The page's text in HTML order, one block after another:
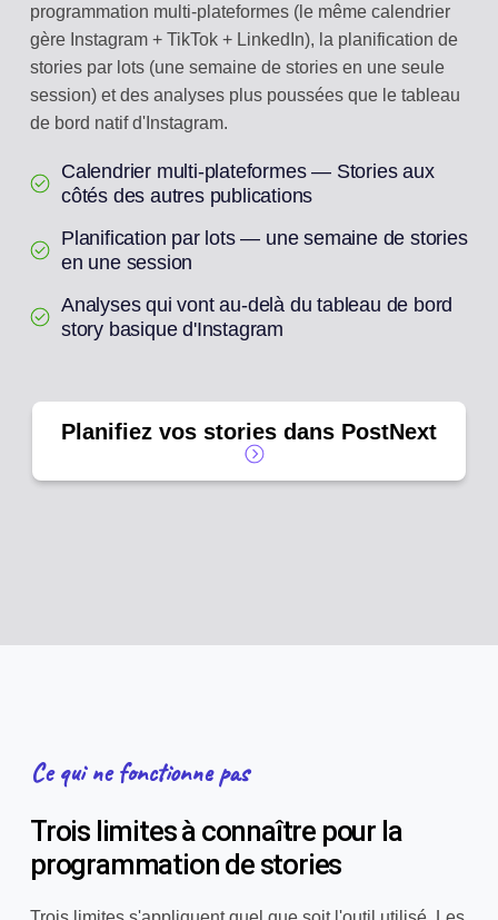
programmation multi-plateformes (le même calendrier
gère Instagram + TikTok + LinkedIn), la planification de
stories par lots (une semaine de stories en une seule
session) et des analyses plus poussées que le tableau
de bord natif d'Instagram.
Calendrier multi-plateformes — Stories aux
côtés des autres publications
Planification par lots — une semaine de stories
en une session
Analyses qui vont au-delà du tableau de bord
story basique d'Instagram
Planifiez vos stories dans PostNext
Ce qui ne fonctionne pas
Trois limites à connaître pour la
programmation de stories